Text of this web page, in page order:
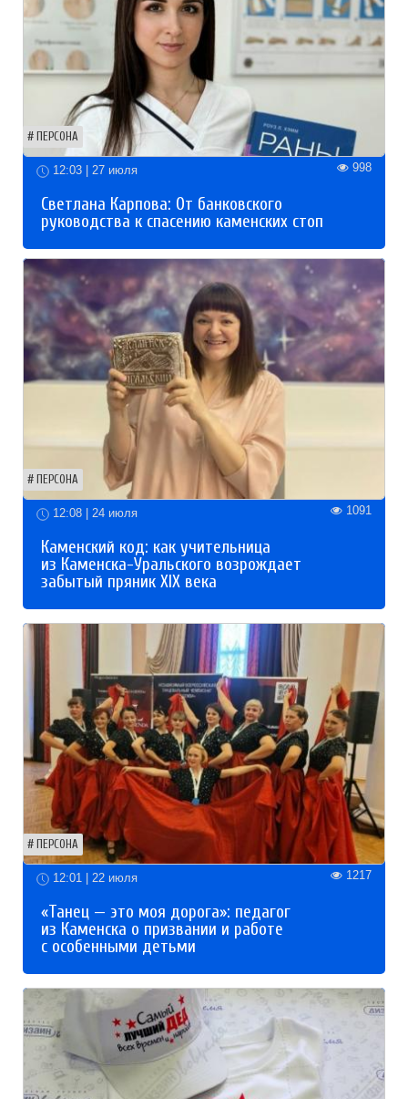
ПЕРСОНА
12:03 | 27 июля 998
Светлана Карпова: От банковского
руководства к спасению каменских стоп
ПЕРСОНА
12:08 | 24 июля 1091
Каменский код: как учительница
из Каменска-Уральского возрождает
забытый пряник XIX века
ПЕРСОНА
12:01 | 22 июля 1217
«Танец — это моя дорога»: педагог
из Каменска о призвании и работе
с особенными детьми